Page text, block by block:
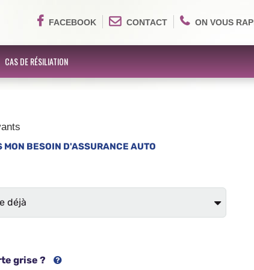
FACEBOOK CONTACT ON VOUS
CAS DE RÉSILIATION